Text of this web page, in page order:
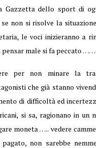
Gazzetta dello sport di
se non si risolve la
le voci inizieranno a
pensar male si fa peccato
per non minare la
che già stanno
di difficoltà ed
si sa, ragionano in un
moneta ….. vedere
non sarebbe